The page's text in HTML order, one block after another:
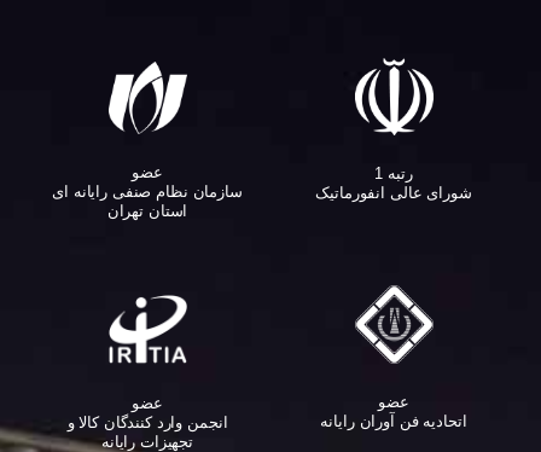
رتبه 1
شورای عالی انفورماتیک
عضو
سازمان نظام صنفی رایانه ای
استان تهران
عضو
اتحادیه فن آوران رایانه
عضو
انجمن وارد کنندگان کالا و
تجهیزات رایانه‌